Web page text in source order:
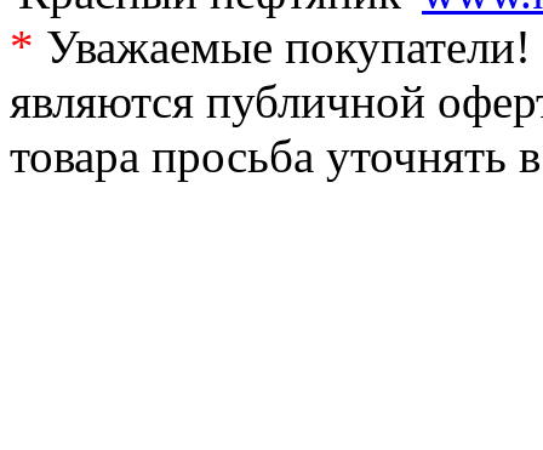
* Уважаемые
являются публичной
товара просьба уточнять